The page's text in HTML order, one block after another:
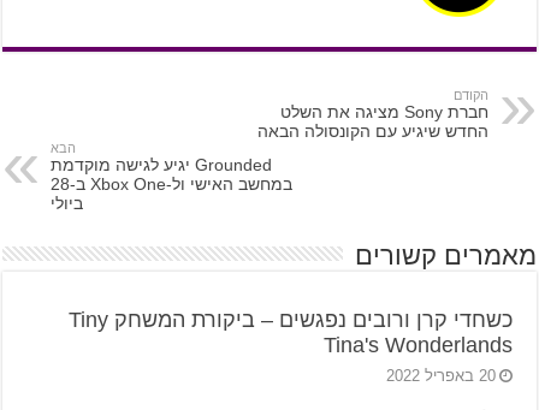
הקודם
חברת Sony מציגה את השלט
החדש שיגיע עם הקונסולה הבאה
הבא
Grounded יגיע לגישה מוקדמת
במחשב האישי ול-Xbox One ב-28
ביולי
מאמרים קשורים
כשחדי קרן ורובים נפגשים – ביקורת המשחק Tiny
Tina's Wonderlands
20 באפריל 2022